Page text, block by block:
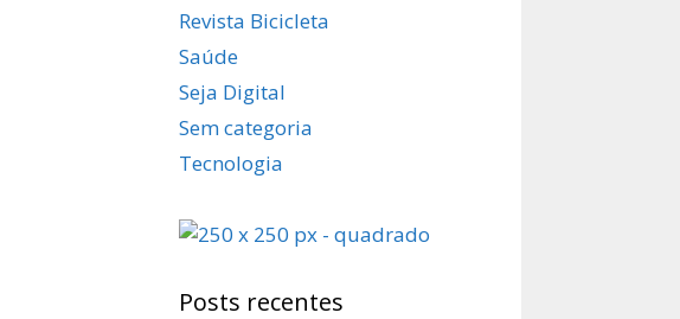
Revista Bicicleta
Saúde
Seja Digital
Sem categoria
Tecnologia
Posts recentes